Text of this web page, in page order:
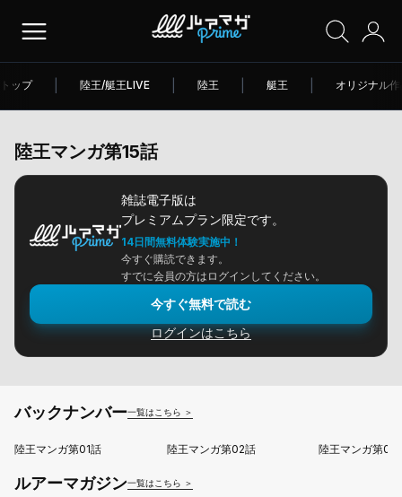
トップ 陸王/艇王LIVE 陸王 艇王 オリジナル
陸王マンガ第15話
雑誌電子版は
プレミアムプラン限定です。
14日間無料体験実施中！
今すぐ購読できます。
すでに会員の方はログインしてください。
今すぐ無料で読む
ログインはこちら
バックナンバー一覧はこちら ＞
陸王マンガ第01話 陸王マンガ第02話 陸王マンガ第03
ルアーマガジン一覧はこちら ＞